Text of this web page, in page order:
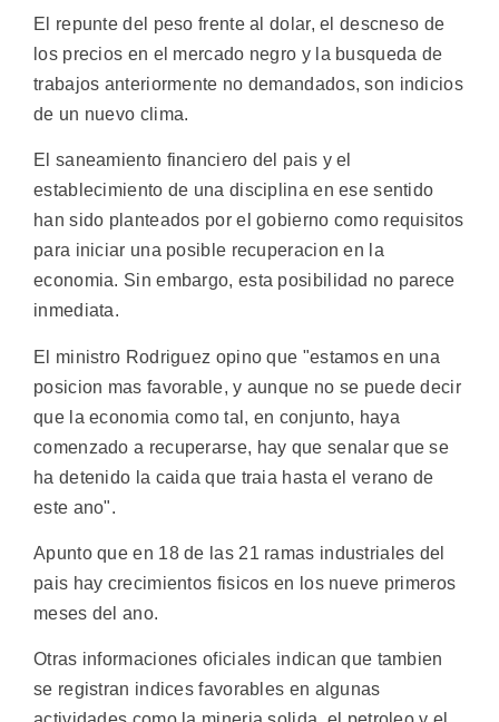
El repunte del peso frente al dolar, el descneso de
los precios en el mercado negro y la busqueda de
trabajos anteriormente no demandados, son indicios
de un nuevo clima.
El saneamiento financiero del pais y el
establecimiento de una disciplina en ese sentido
han sido planteados por el gobierno como requisitos
para iniciar una posible recuperacion en la
economia. Sin embargo, esta posibilidad no parece
inmediata.
El ministro Rodriguez opino que "estamos en una
posicion mas favorable, y aunque no se puede decir
que la economia como tal, en conjunto, haya
comenzado a recuperarse, hay que senalar que se
ha detenido la caida que traia hasta el verano de
este ano".
Apunto que en 18 de las 21 ramas industriales del
pais hay crecimientos fisicos en los nueve primeros
meses del ano.
Otras informaciones oficiales indican que tambien
se registran indices favorables en algunas